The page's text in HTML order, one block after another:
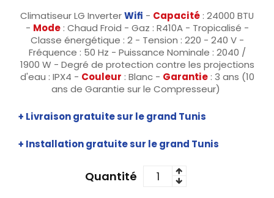
Climatiseur LG InverterWifi - Capacité : 24000 BTU
- Mode: Chaud Froid - Gaz : R410A - Tropicalisé -
Classe énergétique : 2 - Tension : 220 - 240 V -
Fréquence : 50 Hz - Puissance Nominale : 2040 /
1900 W - Degré de protection contre les projections
d'eau : IPX4 - Couleur : Blanc - Garantie: 3 ans (10
ans de Garantie sur le Compresseur)
+ Livraison gratuite sur le grand Tunis
+ Installation gratuite sur le grand Tunis
Quantité